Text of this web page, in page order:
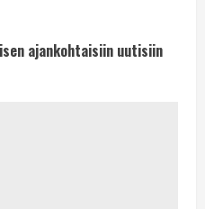
ajankohtaisiin uutisiin